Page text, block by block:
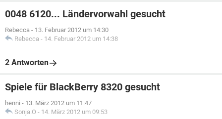
0048 6120... Ländervorwahl gesucht
Rebecca - 13. Februar 2012 um 14:30
Rebecca - 14. Februar 2012 um 14:38
2 Antworten
Spiele für BlackBerry 8320 gesucht
henni - 13. März 2012 um 11:47
Sonja.O - 14. März 2012 um 09:53